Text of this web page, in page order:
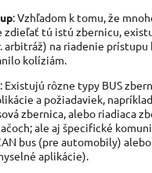
: Vzhľadom k tomu, že
zdieľať tú istú zbernicu,
arbitráž) na riadenie prístupu
kolíziám.
: Existujú rôzne typy BUS
a požiadaviek,
zbernica, alebo riadiaca
ale aj špecifické
bus (pre automobily)
aplikácie).